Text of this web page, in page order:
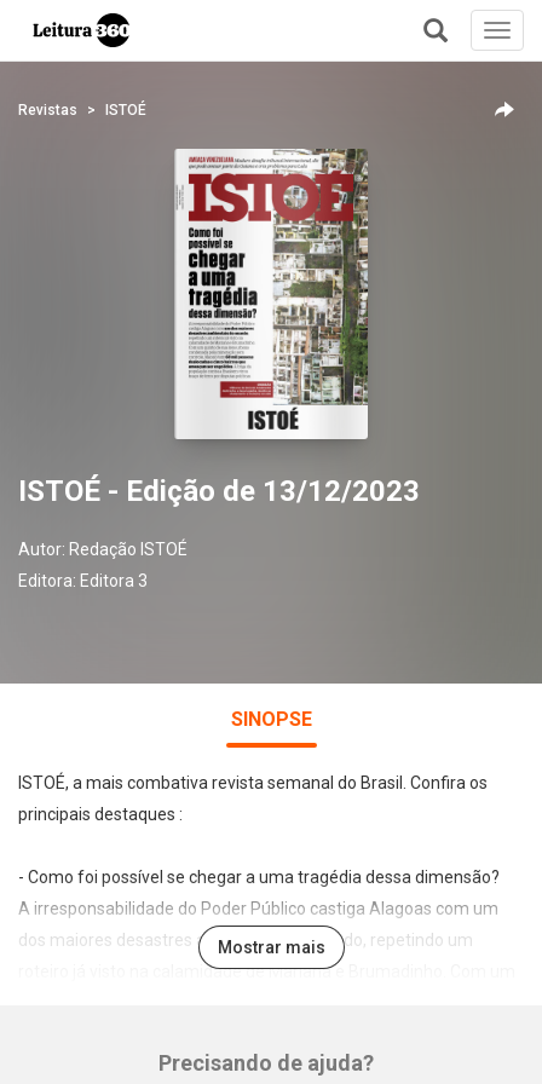
+
Revistas ISTOÉ
ISTOÉ - Edição de 13/12/2023
Autor: Redação ISTOÉ
Editora: Editora 3
SINOPSE
ISTOÉ, a mais combativa revista semanal do Brasil. Confira os
principais destaques :
- Como foi possível se chegar a uma tragédia dessa dimensão?
A irresponsabilidade do Poder Público castiga Alagoas com um
dos maiores desastres ambientais do mundo, repetindo um
roteiro já visto na calamidade de Mariana e Brumadinho. Com um
que ameaçam ser engolidos. A briga da população contra a
Mostrar mais
Precisando de ajuda?
Facebook Twitter